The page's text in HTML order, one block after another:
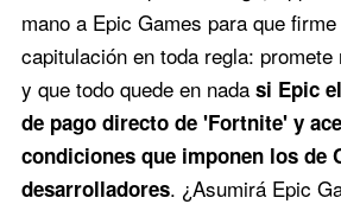
mano a Epic Games para que
capitulación en toda regla:
y que todo quede en nada si Epic
de pago directo de 'Fortnite' y
condiciones que imponen los de
desarrolladores. ¿Asumirá Epic